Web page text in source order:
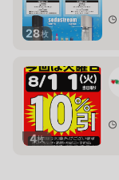
28枚
4枚